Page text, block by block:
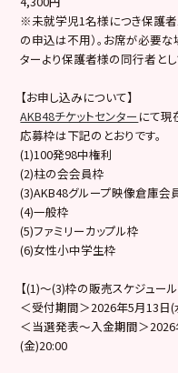
※未就学児1名様につき保護
の申込は不用）。お席が必要な
ターより保護者様の同行者とし
【お申し込みについて】
AKB48チケットセンター にて現
応募枠は下記のとおりです。
(1)100発98中権利
(2)柱の会会員枠
(3)AKB48グループ映像倉庫会
(4)一般枠
(5)ファミリーカップル枠
(6)女性小中学生枠
【(1)～(3)枠の販売スケジュール
＜受付期間＞2026年5月13日(
＜当選発表～入金期間＞
(金)20:00